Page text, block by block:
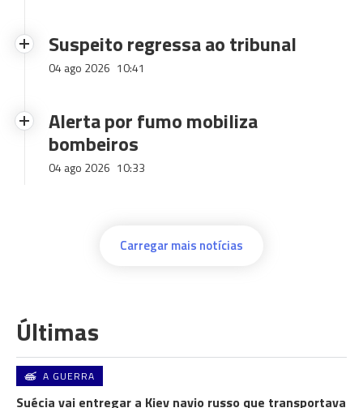
Suspeito regressa ao tribunal
04 ago 2026 10:41
Alerta por fumo mobiliza
bombeiros
04 ago 2026 10:33
Carregar mais notícias
Últimas
A GUERRA
Suécia vai entregar a Kiev navio russo que transportava